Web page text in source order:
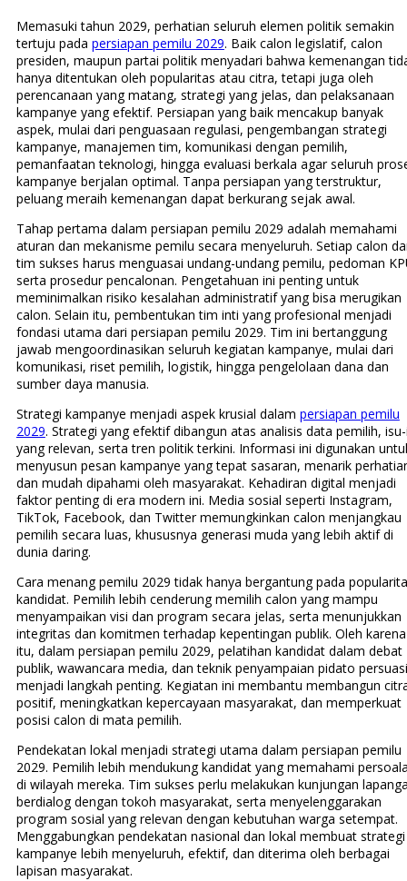
Memasuki tahun 2029, perhatian seluruh elemen politik semakin
tertuju pada persiapan pemilu 2029. Baik calon legislatif, calon
presiden, maupun partai politik menyadari bahwa kemenangan
hanya ditentukan oleh popularitas atau citra, tetapi juga oleh
perencanaan yang matang, strategi yang jelas, dan pelaksanaan
kampanye yang efektif. Persiapan yang baik mencakup banyak
aspek, mulai dari penguasaan regulasi, pengembangan strategi
kampanye, manajemen tim, komunikasi dengan pemilih,
pemanfaatan teknologi, hingga evaluasi berkala agar seluruh
kampanye berjalan optimal. Tanpa persiapan yang terstruktur,
peluang meraih kemenangan dapat berkurang sejak awal.
Tahap pertama dalam persiapan pemilu 2029 adalah memahami
aturan dan mekanisme pemilu secara menyeluruh. Setiap calon
tim sukses harus menguasai undang-undang pemilu, pedoman
serta prosedur pencalonan. Pengetahuan ini penting untuk
meminimalkan risiko kesalahan administratif yang bisa merugikan
calon. Selain itu, pembentukan tim inti yang profesional menjadi
fondasi utama dari persiapan pemilu 2029. Tim ini bertanggung
jawab mengoordinasikan seluruh kegiatan kampanye, mulai dari
komunikasi, riset pemilih, logistik, hingga pengelolaan dana dan
sumber daya manusia.
Strategi kampanye menjadi aspek krusial dalam persiapan pemilu
2029. Strategi yang efektif dibangun atas analisis data pemilih,
yang relevan, serta tren politik terkini. Informasi ini digunakan
menyusun pesan kampanye yang tepat sasaran, menarik
dan mudah dipahami oleh masyarakat. Kehadiran digital menjadi
faktor penting di era modern ini. Media sosial seperti Instagram,
TikTok, Facebook, dan Twitter memungkinkan calon menjangkau
pemilih secara luas, khususnya generasi muda yang lebih aktif di
dunia daring.
Cara menang pemilu 2029 tidak hanya bergantung pada
kandidat. Pemilih lebih cenderung memilih calon yang mampu
menyampaikan visi dan program secara jelas, serta menunjukkan
integritas dan komitmen terhadap kepentingan publik. Oleh karena
itu, dalam persiapan pemilu 2029, pelatihan kandidat dalam debat
publik, wawancara media, dan teknik penyampaian pidato
menjadi langkah penting. Kegiatan ini membantu membangun
positif, meningkatkan kepercayaan masyarakat, dan memperkuat
posisi calon di mata pemilih.
Pendekatan lokal menjadi strategi utama dalam persiapan pemilu
2029. Pemilih lebih mendukung kandidat yang memahami
di wilayah mereka. Tim sukses perlu melakukan kunjungan
berdialog dengan tokoh masyarakat, serta menyelenggarakan
program sosial yang relevan dengan kebutuhan warga setempat.
Menggabungkan pendekatan nasional dan lokal membuat strategi
kampanye lebih menyeluruh, efektif, dan diterima oleh berbagai
lapisan masyarakat.